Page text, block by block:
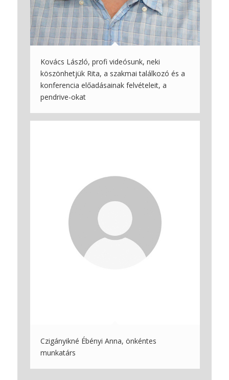
Kovács László, profi videósunk, neki
köszönhetjük Rita, a szakmai találkozó és a
konferencia előadásainak felvételeit, a
pendrive-okat
Czigányikné Ébényi Anna, önkéntes
munkatárs